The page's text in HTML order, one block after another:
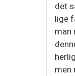
det
lige
man
men